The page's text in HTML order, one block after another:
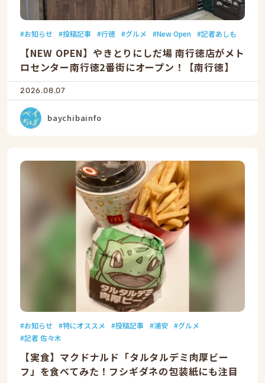
お知らせ 投稿記事 行徳 グルメ New Open 記者あしも
【NEW OPEN】やきとりにしだ場 南行徳店がメト
ロセンター南行徳2番街にオープン！【南行徳】
2026.08.07
baychibainfo
お知らせ 特にオススメ 投稿記事 浦安
グルメ
記者 佐々木
【実食】マクドナルド「タルタルデミ肉厚ビー
フ」を食べてみた！フシギダネの包装紙にも注目